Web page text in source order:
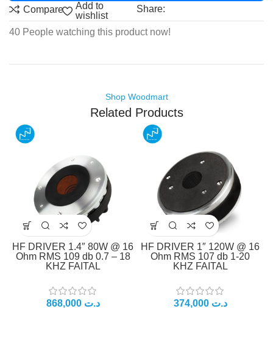
Compare
Add to
wishlist
Share:
40 People watching this product now!
Shop Woodmart
Related Products
HF DRIVER 1.4″ 80W @ 16
Ohm RMS 109 db 0.7 – 18
KHZ FAITAL
د.ت
HF DRIVER 1″ 120W @ 16
Ohm RMS 107 db 1-20
KHZ FAITAL
د.ت